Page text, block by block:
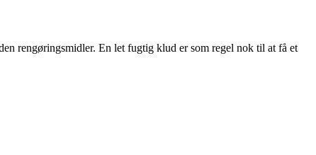
rengøringsmidler. En let fugtig klud er som regel nok til at få et